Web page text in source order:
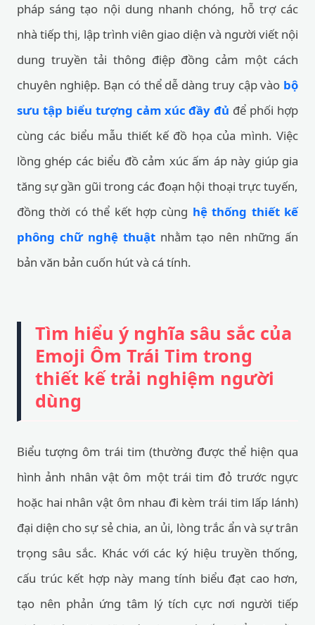
pháp sáng tạo nội dung nhanh chóng, hỗ trợ các
nhà tiếp thị, lập trình viên giao diện và người viết nội
dung truyền tải thông điệp đồng cảm một cách
chuyên nghiệp. Bạn có thể dễ dàng truy cập vào bộ
sưu tập biểu tượng cảm xúc đầy đủ để phối hợp
cùng các biểu mẫu thiết kế đồ họa của mình. Việc
lồng ghép các biểu đồ cảm xúc ấm áp này giúp gia
tăng sự gần gũi trong các đoạn hội thoại trực tuyến,
đồng thời có thể kết hợp cùng hệ thống thiết kế
phông chữ nghệ thuậtnhằm tạo nên những ấn
bản văn bản cuốn hút và cá tính.
Tìm hiểu ý nghĩa sâu sắc của
Emoji Ôm Trái Tim trong
thiết kế trải nghiệm người
dùng
Biểu tượng ôm trái tim (thường được thể hiện qua
hình ảnh nhân vật ôm một trái tim đỏ trước ngực
hoặc hai nhân vật ôm nhau đi kèm trái tim lấp lánh)
đại diện cho sự sẻ chia, an ủi, lòng trắc ẩn và sự trân
trọng sâu sắc. Khác với các ký hiệu truyền thống,
cấu trúc kết hợp này mang tính biểu đạt cao hơn,
tạo nên phản ứng tâm lý tích cực nơi người tiếp